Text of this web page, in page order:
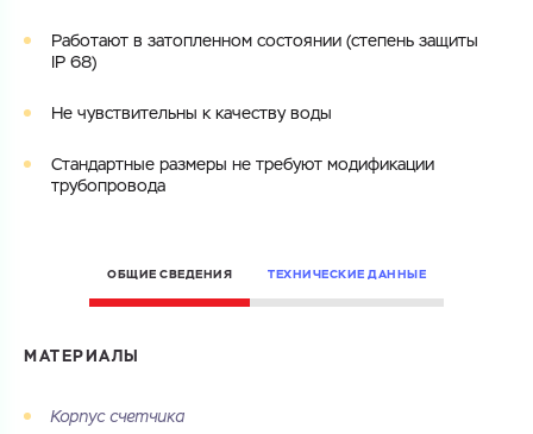
персональных данных
Файл с реквизитами огранизации (любой формат, макс. 20
ГОТОВО
Работают в затопленном состоянии (степень защиты
IP 68)
Не чувствительны к качеству воды
Стандартные размеры не требуют модификации
трубопровода
ОБЩИЕ СВЕДЕНИЯ ТЕХНИЧЕСКИЕ ДАННЫЕ
МАТЕРИАЛЫ
Корпус счетчика